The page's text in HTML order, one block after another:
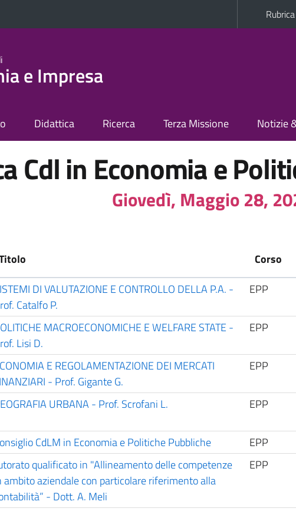
Rubrica
e Impresa
Didattica Ricerca Terza Missione Notizie
Cdl in Economia e
Giovedì, Maggio 28,
Corso
DI VALUTAZIONE E CONTROLLO DELLA P.A. -
Catalfo P.
EPP
MACROECONOMICHE E WELFARE STATE -
Lisi D.
EPP
E REGOLAMENTAZIONE DEI MERCATI
- Prof. Gigante G.
EPP
URBANA - Prof. Scrofani L. EPP
CdLM in Economia e Politiche Pubbliche EPP
qualificato in "Allineamento delle competenze
ambito aziendale con particolare riferimento alla
- Dott. A. Meli
EPP